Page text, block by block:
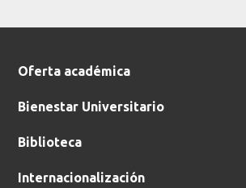
Oferta académica
Bienestar Universitario
Biblioteca
Internacionalización